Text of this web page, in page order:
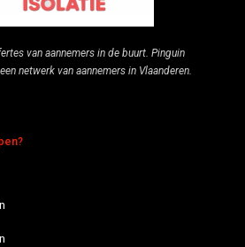
van aannemers in de buurt. Pinguin
netwerk van aannemers in Vlaanderen.